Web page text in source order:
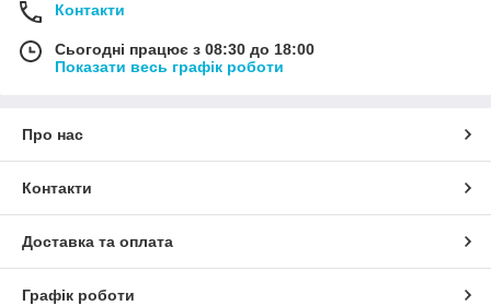
Контакти
Сьогодні працює з 08:30 до 18:00
Показати весь графік роботи
Про нас
Контакти
Доставка та оплата
Графік роботи